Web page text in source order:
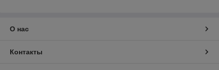
О нас
Контакты